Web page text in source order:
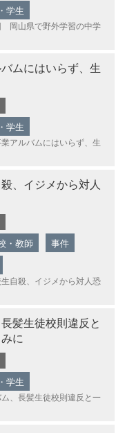
学生
岡山県で野外学習の中学
ムにはいらず、生
学生
アルバムにはいらず、生
、イジメから対人
・教師
事件
自殺、イジメから対人恐
髪生徒校則違反と
に
学生
、長髪生徒校則違反と一